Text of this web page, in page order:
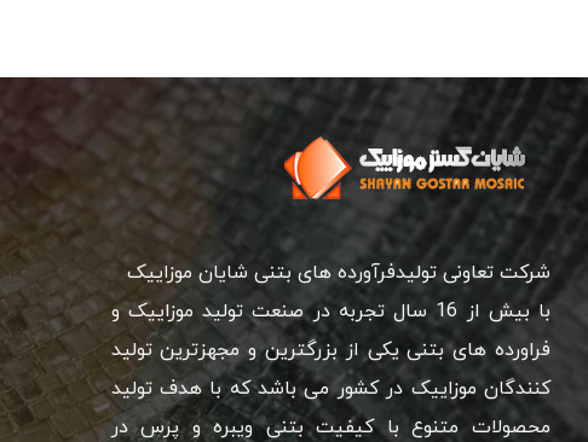
شرکت تعاونی تولیدفرآورده های بتنی شایان موزاییک
با بیش از 16 سال تجربه در صنعت تولید موزاییک و
فراورده های بتنی یکی از بزرگترین و مجهزترین تولید
کنندگان موزاییک در کشور می باشد که با هدف تولید
محصولات متنوع با کیفیت بتنی ویبره و پرس در